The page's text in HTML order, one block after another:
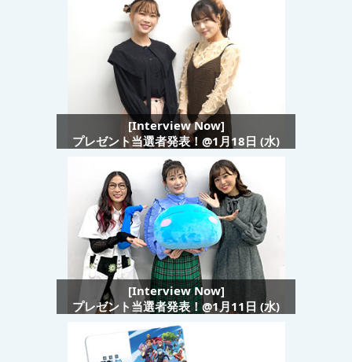
[Interview Now]
プレゼント当選者発表！@1月18日 (水)
[Interview Now]
プレゼント当選者発表！@1月11日 (水)